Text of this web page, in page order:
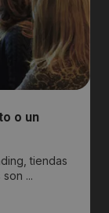
o un
tiendas
...